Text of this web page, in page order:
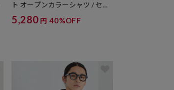
ト オープンカラーシャツ / セミ
シアー / ドビー織
5,280 円 40%OFF